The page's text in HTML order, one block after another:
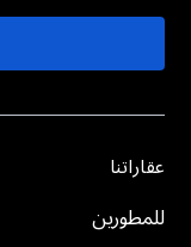
عقاراتنا
للمطورين